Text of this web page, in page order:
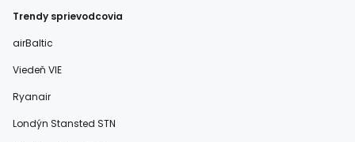
Trendy sprievodcovia
airBaltic
Viedeň VIE
Ryanair
Londýn Stansted STN